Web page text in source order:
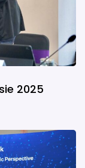
2025